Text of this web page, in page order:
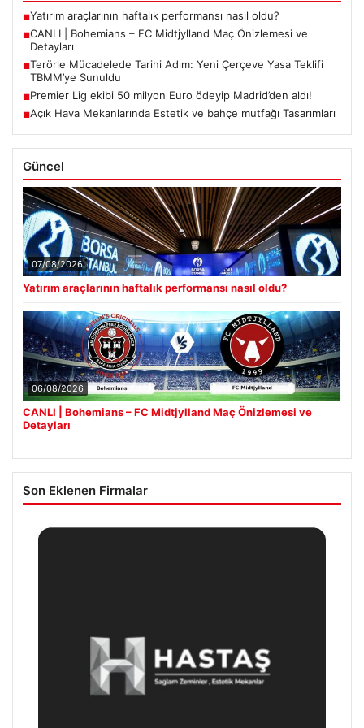
■Yatırım araçlarının haftalık performansı nasıl oldu?
■CANLI | Bohemians – FC Midtjylland Maç Önizlemesi ve
Detayları
■Terörle Mücadelede Tarihi Adım: Yeni Çerçeve Yasa Teklifi
TBMM’ye Sunuldu
■Premier Lig ekibi 50 milyon Euro ödeyip Madrid’den aldı!
■Açık Hava Mekanlarında Estetik ve bahçe mutfağı Tasarımları
Güncel
07/08/2026
Yatırım araçlarının haftalık performansı nasıl oldu?
06/08/2026
CANLI | Bohemians – FC Midtjylland Maç Önizlemesi ve
Detayları
Son Eklenen Firmalar